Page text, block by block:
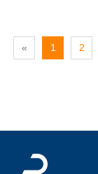
« 1 2